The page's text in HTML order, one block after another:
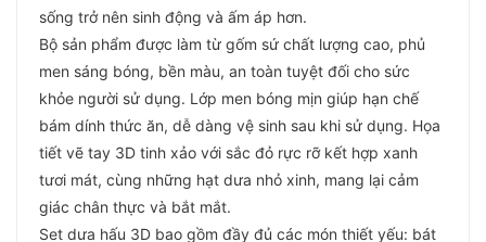
sống trở nên sinh động và ấm áp hơn.
Bộ sản phẩm được làm từ gốm sứ chất lượng cao, phủ
men sáng bóng, bền màu, an toàn tuyệt đối cho sức
khỏe người sử dụng. Lớp men bóng mịn giúp hạn chế
bám dính thức ăn, dễ dàng vệ sinh sau khi sử dụng. Họa
tiết vẽ tay 3D tinh xảo với sắc đỏ rực rỡ kết hợp xanh
tươi mát, cùng những hạt dưa nhỏ xinh, mang lại cảm
giác chân thực và bắt mắt.
Set dưa hấu 3D bao gồm đầy đủ các món thiết yếu: bát